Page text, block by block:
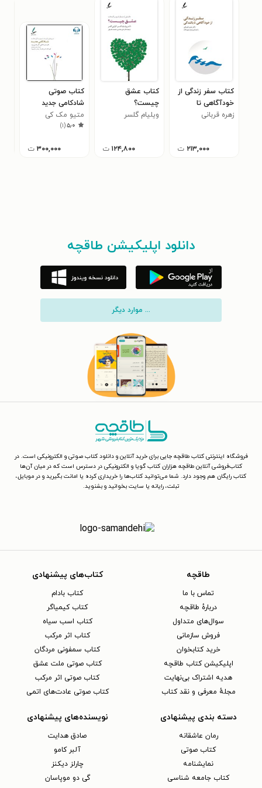
کتاب سفر زندگی از
خودآگاهی تا
بالندگی
زهره قربانی
۲۱۳,۰۰۰ ت
کتاب عشق
چیست؟
ویلیام گلسر
۱۲۴,۸۰۰ ت
کتاب صوتی
شادکامی جدید
متیو مک کی
۵٫۰(۱)
۳۰۰,۰۰۰ ت
دانلود اپلیکیشن طاقچه
... موارد دیگر
فروشگاه اینترنتی کتاب طاقچه جایی برای خرید آنلاین و دانلود کتاب صوتی و الکترونیکی است. در
کتاب‌فروشی آنلاین طاقچه هزاران کتاب گویا و الکترونیکی در دسترس است که در میان آن‌ها
کتاب رایگان هم وجود دارد. شما می‌توانید کتاب‌ها را خریداری کرده یا امانت بگیرید و در موبایل،
تبلت، رایانه یا سایت بخوانید و بشنوید.
طاقچه
تماس با ما
دربارهٔ طاقچه
سوال‌های متداول
فروش سازمانی
خرید کتابخوان
اپلیکیشن کتاب طاقچه
هدیه اشتراک بی‌نهایت
مجلهٔ معرفی و نقد کتاب
کتاب‌های پیشنهادی
کتاب بادام
کتاب کیمیاگر
کتاب اسب سیاه
کتاب اثر مرکب
کتاب سمفونی مردگان
کتاب صوتی ملت عشق
کتاب صوتی اثر مرکب
کتاب صوتی عادت‌های اتمی
دسته بندی پیشنهادی
رمان عاشقانه
کتاب‌ صوتی
نمایشنامه
کتاب جامعه شناسی
نویسنده‌های پیشنهادی
صادق هدایت
آلبر کامو
چارلز دیکنز
گی دو موپاسان